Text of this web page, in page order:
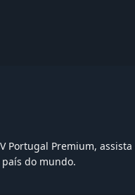
Portugal Premium, assista
país do mundo.